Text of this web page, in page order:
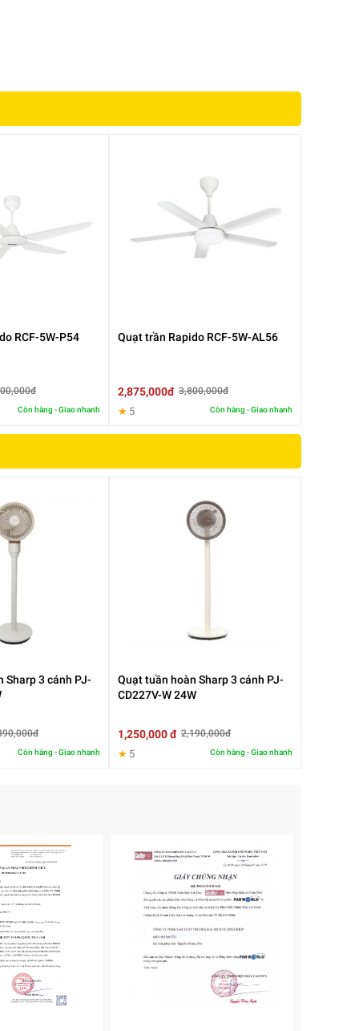
RCF-5W-P54
Còn hàng - Giao nhanh
Quạt trần Rapido RCF-5W-AL56
2,875,000đ 3,800,000đ
★ 5 Còn hàng - Giao nhanh
Sharp 3 cánh PJ-
Còn hàng - Giao nhanh
Quạt tuần hoàn Sharp 3 cánh PJ-
CD227V-W 24W
1,250,000 đ 2,190,000đ
★ 5 Còn hàng - Giao nhanh